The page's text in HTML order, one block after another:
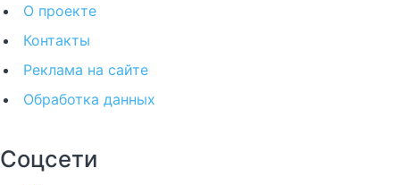
О проекте
Контакты
Реклама на сайте
Обработка данных
Соцсети